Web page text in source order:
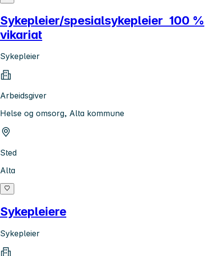
Sykepleier/spesialsykepleier 100 %
vikariat
Sykepleier
Arbeidsgiver
Helse og omsorg, Alta kommune
Sted
Alta
Sykepleiere
Sykepleier